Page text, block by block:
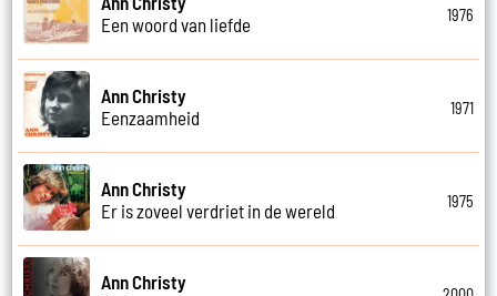
Een woord van liefde
1976
Ann Christy
Eenzaamheid
1971
Ann Christy
Er is zoveel verdriet in de wereld
1975
Ann Christy